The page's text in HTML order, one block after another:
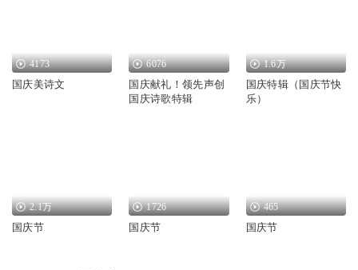
4173
国庆美诗文
6076
国庆献礼！领先声创
国庆诗歌特辑
1.6万
国庆特辑（国庆节快
乐）
2.1万
国庆节
1726
国庆节
465
国庆节